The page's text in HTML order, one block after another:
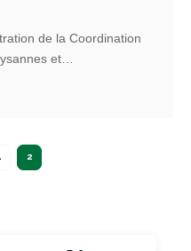
de la Coordination
et
2